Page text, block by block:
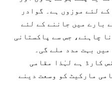
لئے موزوں ہے۔ گوادر
بارے میں جاننے کے لئے
چاہئے، جس سے پاکستانی
بہت مدد ملے گی۔
کارڈ ہے لہٰذا مقامی
مارکیٹ کو وسعت دینے